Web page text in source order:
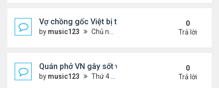
Vợ chồng gốc Việt bị truy tố khai man $127 triệu...
by music123 Chủ nhật Tháng 12 21, 2025 4:55 pm
0
Trả lời
Quán phở VN gây sốt vì chế biến thịt không đảm
by music123 Thứ 4 Tháng 12 17, 2025 6:13 pm
0
Trả lời